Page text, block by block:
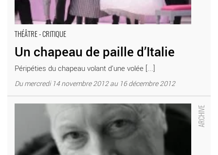
THÉÂTRE - CRITIQUE
Un chapeau de paille d’Italie
Péripéties du chapeau volant d’une volée [...]
Du mercredi 14 novembre 2012 au 16 décembre 2012
Critique sortie Théâtre Tours Théâtre Nouvel Olympia